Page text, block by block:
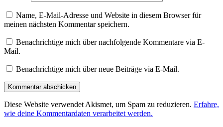
Name, E-Mail-Adresse und Website in diesem Browser für
meinen nächsten Kommentar speichern.
Benachrichtige mich über nachfolgende Kommentare via E-
Mail.
Benachrichtige mich über neue Beiträge via E-Mail.
Diese Website verwendet Akismet, um Spam zu reduzieren. Erfahre,
wie deine Kommentardaten verarbeitet werden.